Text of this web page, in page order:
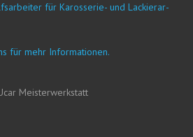
für Karos­se­rie- und Lackier­ar­
für mehr Informationen.
Meisterwerkstatt